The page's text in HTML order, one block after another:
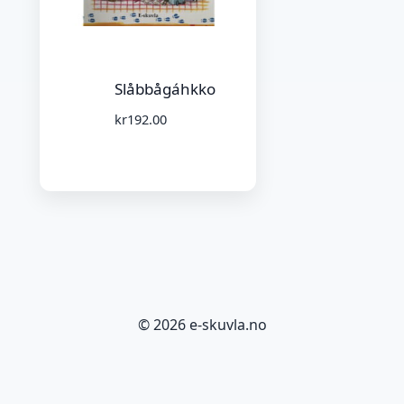
Slåbbågáhkko
kr192.00
© 2026 e-skuvla.no